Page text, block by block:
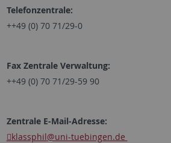
Telefonzentrale:
++49 (0) 70 71/29-0
Fax Zentrale Verwaltung:
++49 (0) 70 71/29-59 90
Zentrale E-Mail-Adresse:
klassphil@uni-tuebingen.de